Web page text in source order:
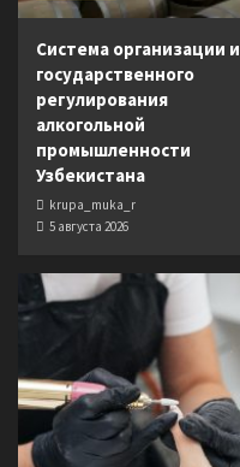
Система организации и
государственного
регулирования
алкогольной
промышленности
Узбекистана
krupa_muka_r
5 августа 2026